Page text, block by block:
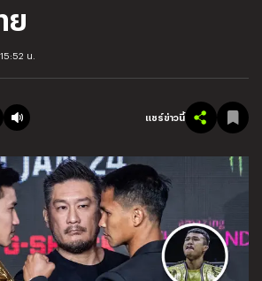
ย
น.
แชร์ข่าวนี้